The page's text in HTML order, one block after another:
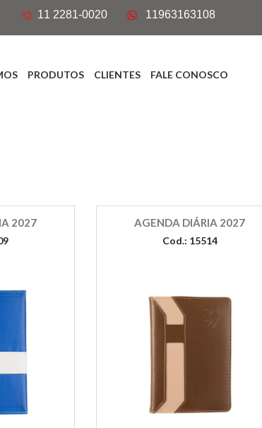
11 2281-0020 11963163108
PRODUTOS CLIENTES FALE CONOSCO
2027 AGENDA DIÁRIA 2027
Cod.: 15514